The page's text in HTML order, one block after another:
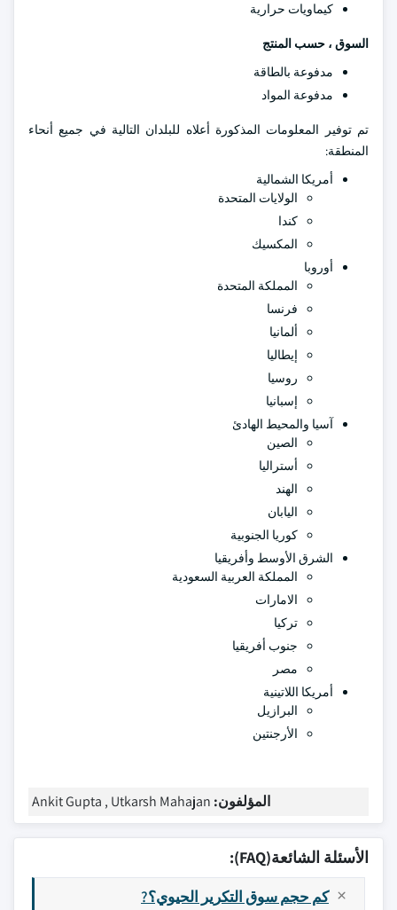
كيماويات حرارية
السوق ، حسب المنتج
مدفوعة بالطاقة
مدفوعة المواد
تم توفير المعلومات المذكورة أعلاه للبلدان التالية في جميع أنحاء
المنطقة:
أمريكا الشمالية
الولايات المتحدة
كندا
المكسيك
أوروبا
المملكة المتحدة
فرنسا
ألمانيا
إيطاليا
روسيا
إسبانيا
آسيا والمحيط الهادئ
الصين
أستراليا
الهند
اليابان
كوريا الجنوبية
الشرق الأوسط وأفريقيا
المملكة العربية السعودية
الامارات
تركيا
جنوب أفريقيا
مصر
أمريكا اللاتينية
البرازيل
الأرجنتين
المؤلفون: Ankit Gupta , Utkarsh Mahajan
الأسئلة الشائعة(FAQ):
كم حجم سوق التكرير الحيوي؟?